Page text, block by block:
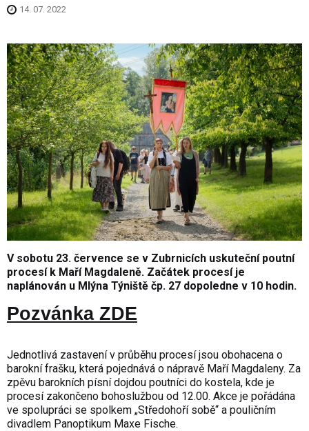
14. 07. 2022
V sobotu 23. července se v Zubrnicích uskuteční poutní
procesí k Maří Magdaleně. Začátek procesí je
naplánován u Mlýna Týniště čp. 27 dopoledne v 10 hodin.
Pozvánka ZDE
Jednotlivá zastavení v průběhu procesí jsou obohacena o
barokní frašku, která pojednává o nápravě Maří Magdaleny. Za
zpěvu barokních písní dojdou poutníci do kostela, kde je
procesí zakončeno bohoslužbou od 12.00. Akce je pořádána
ve spolupráci se spolkem „Středohoří sobě“ a pouličním
divadlem Panoptikum Maxe Fische.